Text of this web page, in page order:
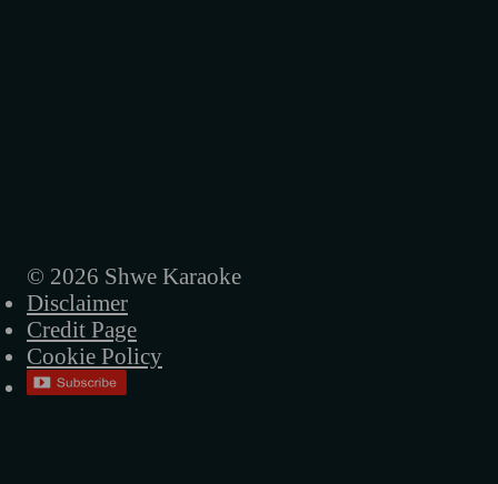
© 2026 Shwe Karaoke
Disclaimer
Credit Page
Cookie Policy